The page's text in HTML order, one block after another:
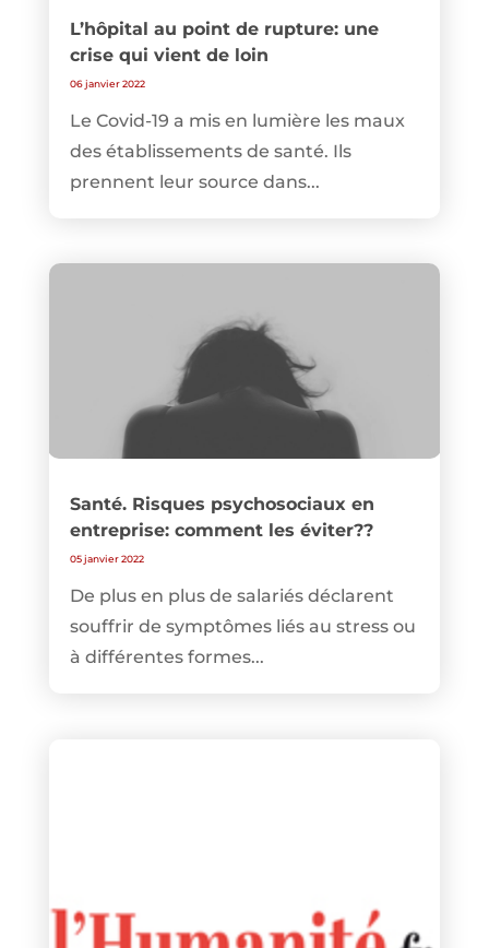
L’hôpital au point de rupture: une
crise qui vient de loin
06 janvier 2022
Le Covid-19 a mis en lumière les maux
des établissements de santé. Ils
prennent leur source dans...
Santé. Risques psychosociaux en
entreprise: comment les éviter??
05 janvier 2022
De plus en plus de salariés déclarent
souffrir de symptômes liés au stress ou
à différentes formes...